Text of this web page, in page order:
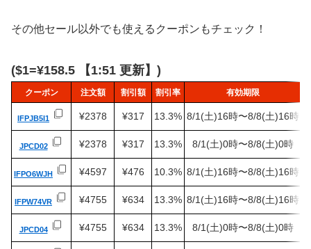
その他セール以外でも使えるクーポンもチェック！
($1=¥158.5 【1:51 更新】)
クーポン 注文額 割引額 割引率 有効期限
IFPJB5I1 ¥2378 ¥317 13.3% 8/1(土)16時〜8/8(土)16時
JPCD02 ¥2378 ¥317 13.3% 8/1(土)0時〜8/8(土)0時
IFPO6WJH ¥4597 ¥476 10.3% 8/1(土)16時〜8/8(土)16時
IFPW74VR ¥4755 ¥634 13.3% 8/1(土)16時〜8/8(土)16時
JPCD04 ¥4755 ¥634 13.3% 8/1(土)0時〜8/8(土)0時